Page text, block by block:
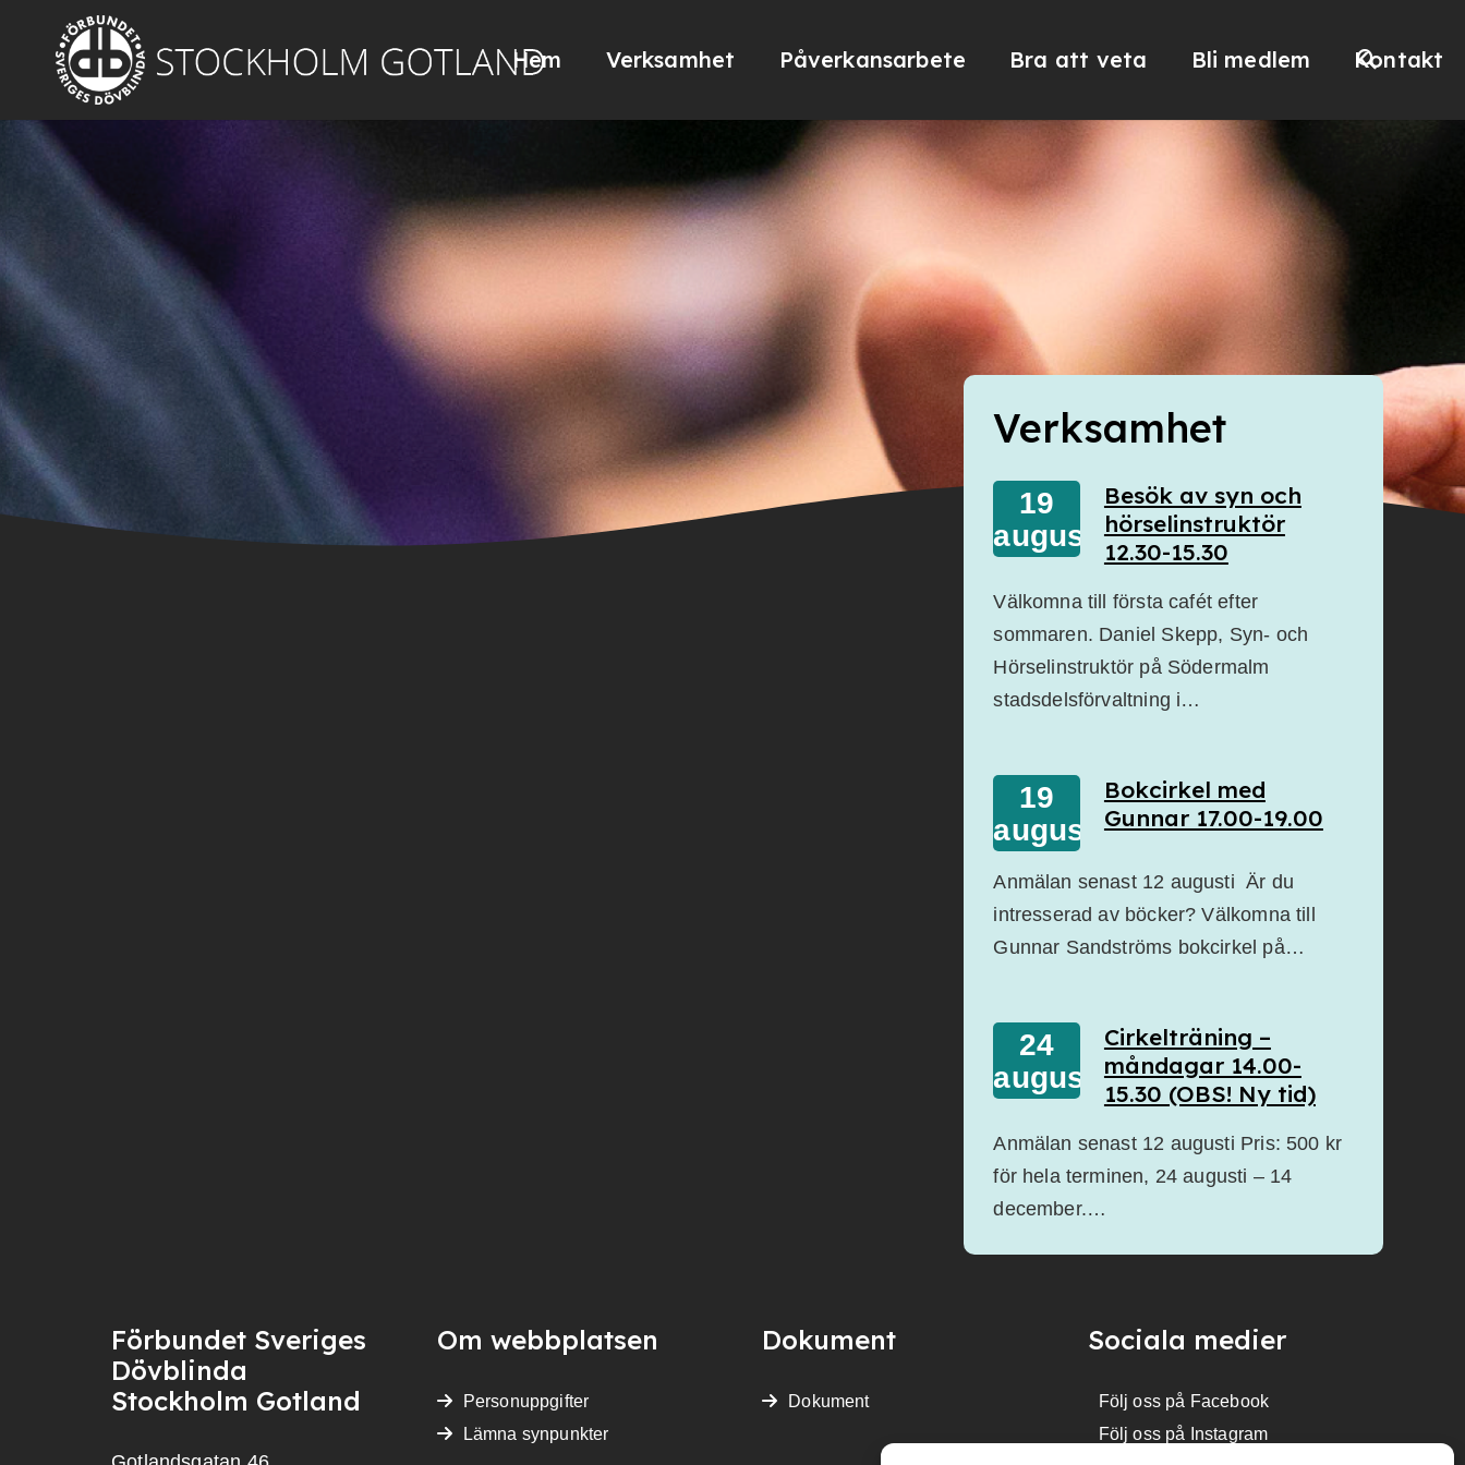
Hem Verksamhet Påverkansarbete Bra att veta Bli medlem Kontakt
Verksamhet
19
augusti
Besök av syn och
hörselinstruktör
12.30-15.30
Välkomna till första cafét efter
sommaren. Daniel Skepp, Syn- och
Hörselinstruktör på Södermalm
stadsdelsförvaltning i…
19
augusti
Bokcirkel med
Gunnar 17.00-19.00
Anmälan senast 12 augusti Är du
intresserad av böcker? Välkomna till
Gunnar Sandströms bokcirkel på…
24
augusti
Cirkelträning –
måndagar 14.00-
15.30 (OBS! Ny tid)
Anmälan senast 12 augusti Pris: 500 kr
för hela terminen, 24 augusti – 14
december.…
Förbundet Sveriges
Dövblinda
Stockholm Gotland
Om webbplatsen
Personuppgifter
Lämna synpunkter
Dokument
Dokument
Sociala medier
Följ oss på Facebook
Följ oss på Instagram